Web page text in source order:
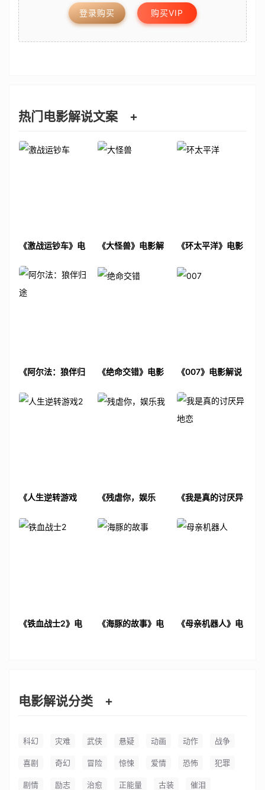
登录购买 购买VIP
热门电影解说文案 +
《激战运钞车》电
《大怪兽》电影解
《环太平洋》电影
《阿尔法：狼伴归
《绝命交错》电影
《007》电影解说
《人生逆转游戏
《残虐你，娱乐
《我是真的讨厌异
案
《铁血战士2》电
《海豚的故事》电
《母亲机器人》电
电影解说分类 +
科幻 灾难 武侠 悬疑 动画 动作 战争
喜剧 奇幻 冒险 惊悚 爱情 恐怖 犯罪
剧情 励志 治愈 正能量 古装 催泪